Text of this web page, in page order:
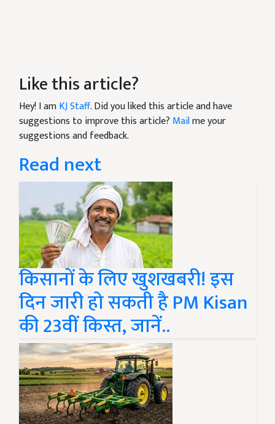
Like this article?
Hey! I amKJ Staff. Did you liked this article and have
suggestions to improve this article? Mailme your
suggestions and feedback.
Read next
किसानों के लिए खुशखबरी! इस
दिन जारी हो सकती है PM Kisan
की 23वीं किस्त, जानें..